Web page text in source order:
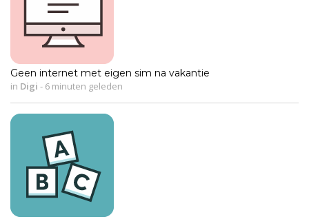
Geen internet met eigen sim na vakantie
in Digi - 6 minuten geleden